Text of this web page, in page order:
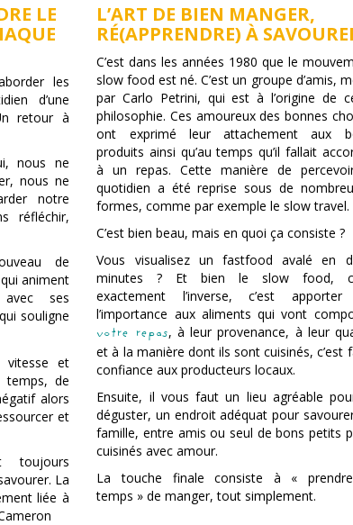
LE
les
d’une
retour à
nous ne
nous ne
notre
réfléchir,
de
animent
ses
souligne
vitesse et
temps, de
alors
et
La
liée à
L’ART DE BIEN MANGER,
RÉ(APPRENDRE) À
C’est dans les années 1980 que le
slow food est né. C’est un groupe d’amis,
par Carlo Petrini, qui est à l’origine de
philosophie. Ces amoureux des bonnes
ont exprimé leur attachement aux
produits ainsi qu’au temps qu’il fallait
à un repas. Cette manière de
quotidien a été reprise sous de
formes, comme par exemple le slow travel.
C’est bien beau, mais en quoi ça consiste ?
Vous visualisez un fastfood avalé en
minutes ? Et bien le slow food,
exactement l’inverse, c’est
l’importance aux aliments qui vont
votre repas, à leur provenance, à leur
et à la manière dont ils sont cuisinés, c’est
confiance aux producteurs locaux.
Ensuite, il vous faut un lieu agréable
déguster, un endroit adéquat pour
famille, entre amis ou seul de bons petits
cuisinés avec amour.
La touche finale consiste à «
temps » de manger, tout simplement.